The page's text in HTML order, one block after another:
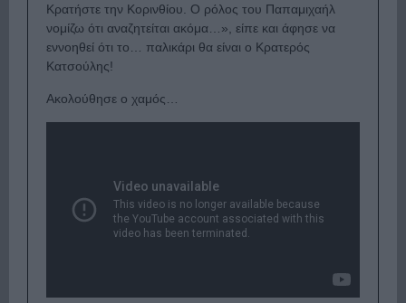
Κρατήστε την Κορινθίου. Ο ρόλος του Παπαμιχαήλ
νομίζω ότι αναζητείται ακόμα…», είπε και άφησε να
εννοηθεί ότι το… παλικάρι θα είναι ο Κρατερός
Κατσούλης!
Ακολούθησε ο χαμός…